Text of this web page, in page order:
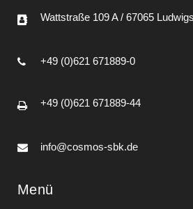
Wattstraße 109 A / 67065
+49 (0)621 671889-0
+49 (0)621 671889-44
info@cosmos-sbk.de
Menü